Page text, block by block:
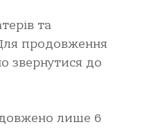
та
Для продовження
звернутися до
лише 6